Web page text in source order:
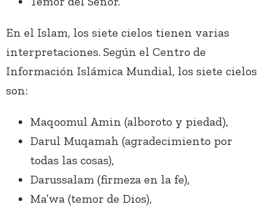
En el Islam, los siete cielos tienen varias
interpretaciones. Según el Centro de
Información Islámica Mundial, los siete cielos
son:
Maqoomul Amin (alboroto y piedad),
Darul Muqamah (agradecimiento por
todas las cosas),
Darussalam (firmeza en la fe),
Ma’wa (temor de Dios),